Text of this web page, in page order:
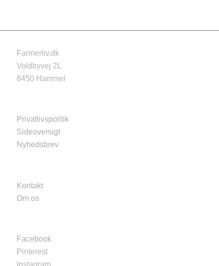
Farmerliv.dk
Voldbyvej 2L
8450 Hammel
Privatlivspolitik
Sideoversigt
Nyhedsbrev
Kontakt
Om os
Facebook
Pinterest
Instagram